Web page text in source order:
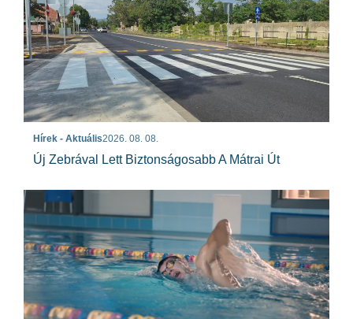
Hírek - Aktuális2026. 08. 08.
Új Zebrával Lett Biztonságosabb A Mátrai Út